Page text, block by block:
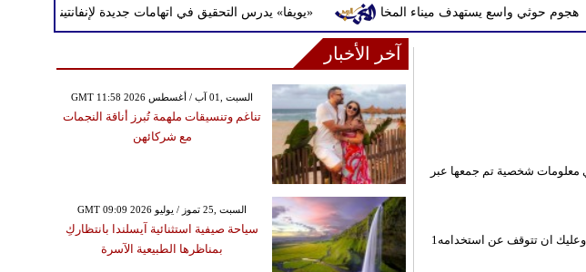
«يويفا» يدرس التحقيق في اتهامات جديدة لإنفانتينو حوثي واسع يستهدف ميناء المخا
معلومات شخصية تم جمعها عبر
1ـ إن استخدامك لهذا الموقع يعتبر قبولا ضمنيا بهذه الشروط، فاذا كنت لا تقبلها بالكامل فإن دخولك للموقع يعتبر بغير إذن، وعليك ان تتوقف عن استخدامه
آخر الأخبار
GMT 11:58 2026 السبت ,01 آب / أغسطس
تناغم وتنسيقات ملهمة تُبرز أناقة النجمات
مع شركائهن
GMT 09:09 2026 السبت ,25 تموز / يوليو
سياحة صيفية استثنائية آيسلندا بانتظاركِ
بمناظرها الطبيعية الآسرة